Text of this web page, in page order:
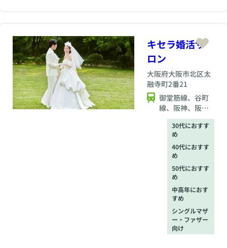
身が最高に居心地の
良い素敵なご縁を掴
むまで一緒に伴走い
たします。
キセラ婚活サ
ロン
大阪府大阪市北区太
融寺町2番21
御堂筋線、谷町
線、阪神、阪急
梅田から7分、堺
筋線扇町駅から6
30代におすす
め
40代におすす
め
50代におすす
め
中高年におす
すめ
シングルマザ
ー・ファザー
向け